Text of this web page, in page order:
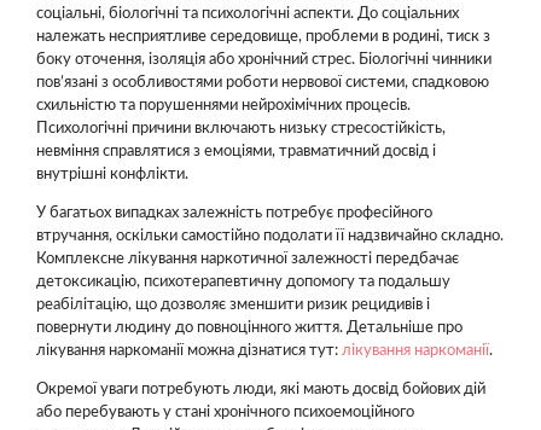
соціальні, біологічні та психологічні аспекти. До соціальних
належать несприятливе середовище, проблеми в родині, тиск з
боку оточення, ізоляція або хронічний стрес. Біологічні чинники
пов’язані з особливостями роботи нервової системи, спадковою
схильністю та порушеннями нейрохімічних процесів.
Психологічні причини включають низьку стресостійкість,
невміння справлятися з емоціями, травматичний досвід і
внутрішні конфлікти.
У багатьох випадках залежність потребує професійного
втручання, оскільки самостійно подолати її надзвичайно складно.
Комплексне лікування наркотичної залежності передбачає
детоксикацію, психотерапевтичну допомогу та подальшу
реабілітацію, що дозволяє зменшити ризик рецидивів і
повернути людину до повноцінного життя. Детальніше про
лікування наркоманії можна дізнатися тут: лікування наркоманії.
Окремої уваги потребують люди, які мають досвід бойових дій
або перебувають у стані хронічного психоемоційного